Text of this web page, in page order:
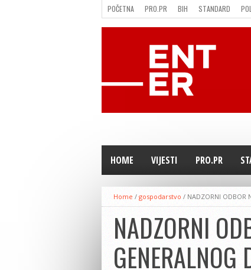
POČETNA PRO.PR BIH STANDARD
FILMING LOCATION IN BH
KONTAKT
HOME VIJESTI PRO.PR
Home / gospodarstvo / NADZORNI ODBOR
NADZORNI
GENERALNOG